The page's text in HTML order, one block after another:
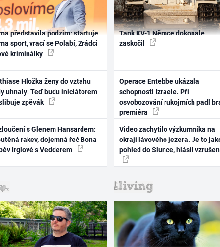
představila podzim: startuje
sport, vrací se Polabí, Zrádci
kriminálky
Hložka ženy do vztahu
uhnaly: Teď budu iniciátorem
zpěvák
s Glenem Hansardem:
rakev, dojemná řeč Bona
Irglové s Vedderem
Tank KV-1 Němce dokonale
zaskočil
Operace Entebbe ukázala
schopnosti Izraele. Při
osvobozování rukojmích padl
premiéra
Video zachytilo výzkumníka na
okraji lávového jezera. Je to
pohled do Slunce, hlásil